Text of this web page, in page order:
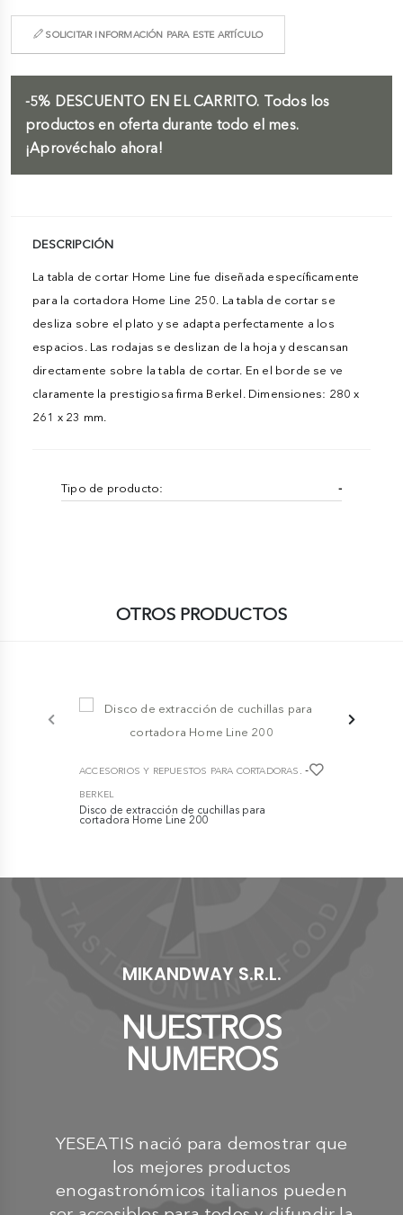
SOLICITAR INFORMACIÓN PARA ESTE ARTÍCULO
-5% DESCUENTO EN EL CARRITO. Todos los
productos en oferta durante todo el mes.
¡Aprovéchalo ahora!
DESCRIPCIÓN
La tabla de cortar Home Line fue diseñada específicamente
para la cortadora Home Line 250. La tabla de cortar se
desliza sobre el plato y se adapta perfectamente a los
espacios. Las rodajas se deslizan de la hoja y descansan
directamente sobre la tabla de cortar. En el borde se ve
claramente la prestigiosa firma Berkel. Dimensiones: 280 x
261 x 23 mm.
Tipo de producto: -
OTROS PRODUCTOS
ACCESORIOS Y REPUESTOS PARA CORTADORAS. -
BERKEL
Disco de extracción de cuchillas para
cortadora Home Line 200
MIKANDWAY S.R.L.
NUESTROS
NUMEROS
YESEATIS nació para demostrar que
los mejores productos
enogastronómicos italianos pueden